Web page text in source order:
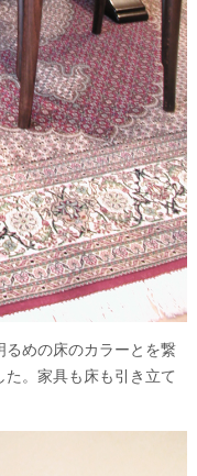
るめの床のカラーとを繋
た。家具も床も引き立て